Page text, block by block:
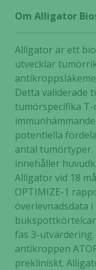
Om Alligator
Alligator är ett
utvecklar
Detta validerade
tumörspecifika
potentiella
antal
innehåller
Alligator vid 18
OPTIMIZE-1
överlevnadsdata
fas 3-
antikroppen
prekliniskt.